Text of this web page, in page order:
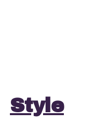
Style